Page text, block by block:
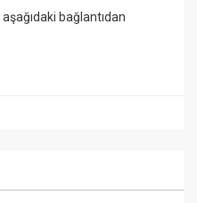
bağlantıdan